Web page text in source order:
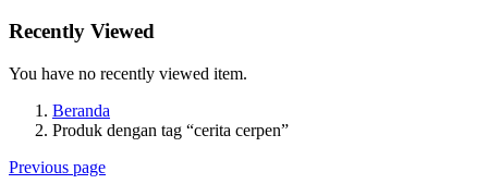
Recently Viewed
You have no recently viewed item.
Beranda
Produk dengan tag “cerita cerpen”
Previous page